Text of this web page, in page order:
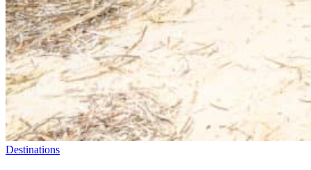
Destinations